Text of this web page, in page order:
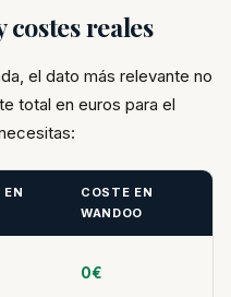
costes reales
el dato más relevante no
total en euros para el
EN
COSTE EN
WANDOO
0€